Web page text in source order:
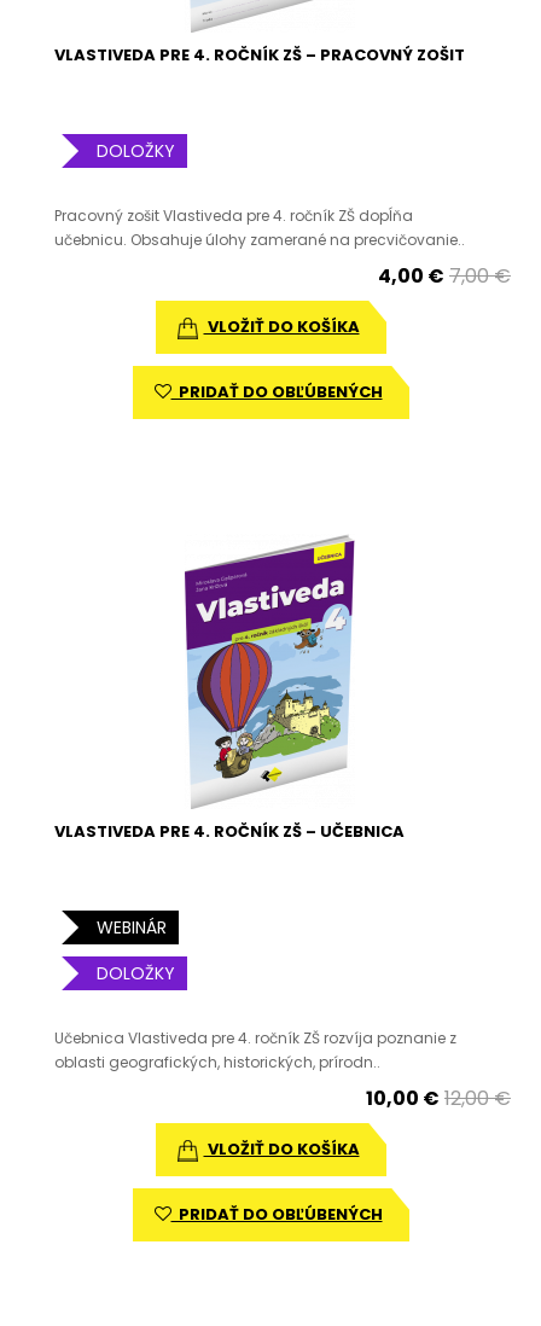
VLASTIVEDA PRE 4. ROČNÍK ZŠ – PRACOVNÝ ZOŠIT
DOLOŽKY
Pracovný zošit Vlastiveda pre 4. ročník ZŠ dopĺňa
učebnicu. Obsahuje úlohy zamerané na precvičovanie..
4,00 € 7,00 €
VLOŽIŤ DO KOŠÍKA
PRIDAŤ DO OBĽÚBENÝCH
VLASTIVEDA PRE 4. ROČNÍK ZŠ – UČEBNICA
WEBINÁR
DOLOŽKY
Učebnica Vlastiveda pre 4. ročník ZŠ rozvíja poznanie z
oblasti geografických, historických, prírodn..
10,00 € 12,00 €
VLOŽIŤ DO KOŠÍKA
PRIDAŤ DO OBĽÚBENÝCH